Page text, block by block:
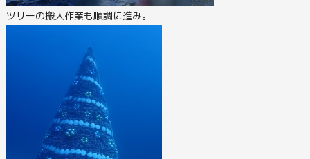
ツリーの搬入作業も順調に進み。